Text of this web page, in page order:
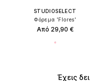
STUDIOSELECT
Φόρεμα 'Flores'
Από 29,90 €
Έχεις